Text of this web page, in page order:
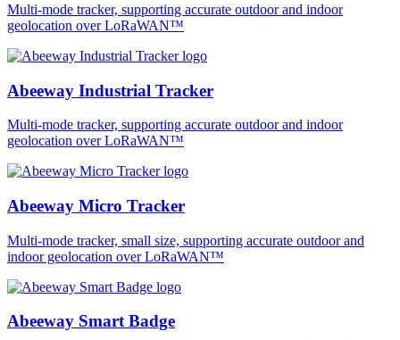
Multi-mode tracker, supporting accurate outdoor and indoor
geolocation over LoRaWAN™
Abeeway Industrial Tracker
Multi-mode tracker, supporting accurate outdoor and indoor
geolocation over LoRaWAN™
Abeeway Micro Tracker
Multi-mode tracker, small size, supporting accurate outdoor and
indoor geolocation over LoRaWAN™
Abeeway Smart Badge